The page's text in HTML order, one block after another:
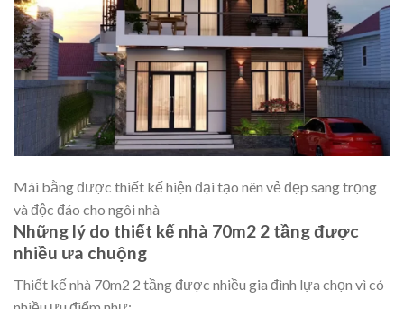
Mái bằng được thiết kế hiện đại tạo nên vẻ đẹp sang trọng
và độc đáo cho ngôi nhà
Những lý do thiết kế nhà 70m2 2 tầng được
nhiều ưa chuộng
Thiết kế nhà 70m2 2 tầng được nhiều gia đình lựa chọn vì có